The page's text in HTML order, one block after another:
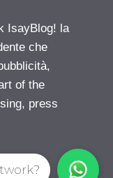
IsayBlog! la
che
of the
press